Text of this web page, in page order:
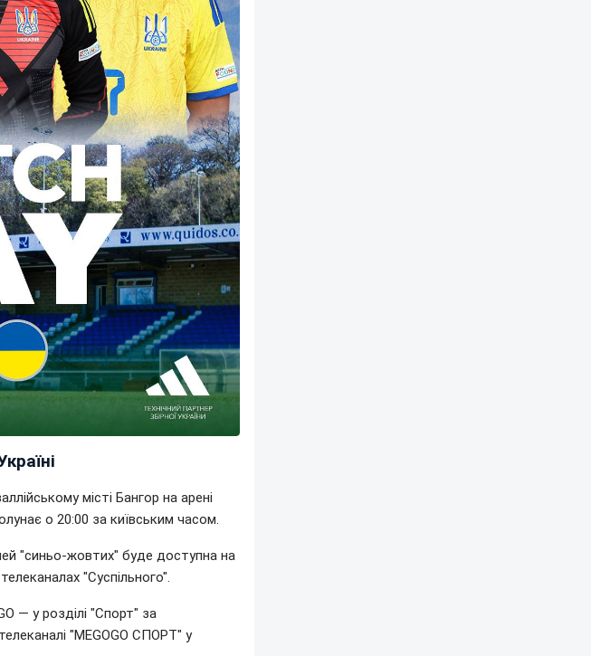
місті Бангор на арені
о 20:00 за київським часом.
"синьо-жовтих" буде доступна на
"Суспільного".
— у розділі "Спорт" за
"MEGOGO СПОРТ" у